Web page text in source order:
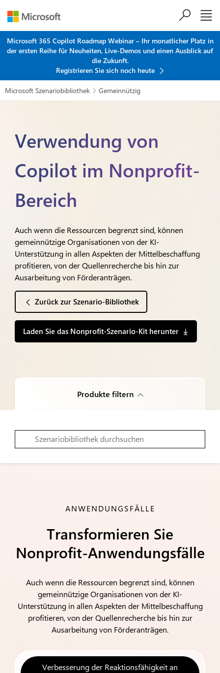
Microsoft 365 Copilot Roadmap Webinar – Ihr monatlicher Platz in
der ersten Reihe für Neuheiten, Live-Demos und einen Ausblick auf
die Zukunft.
Registrieren Sie sich noch heute
Microsoft Szenariobibliothek  Gemeinnützig
Verwendung von
Copilot im Nonprofit-
Bereich
Auch wenn die Ressourcen begrenzt sind, können
gemeinnützige Organisationen von der KI-
Unterstützung in allen Aspekten der Mittelbeschaffung
profitieren, von der Quellenrecherche bis hin zur
Ausarbeitung von Förderanträgen.
Zurück zur Szenario-Bibliothek
Laden Sie das Nonprofit-Szenario-Kit herunter
Produkte filtern
ANWENDUNGSFÄLLE
Transformieren Sie
Nonprofit-Anwendungsfälle
Auch wenn die Ressourcen begrenzt sind, können
gemeinnützige Organisationen von der KI-
Unterstützung in allen Aspekten der Mittelbeschaffung
profitieren, von der Quellenrecherche bis hin zur
Ausarbeitung von Förderanträgen.
Verbesserung der Reaktionsfähigkeit an